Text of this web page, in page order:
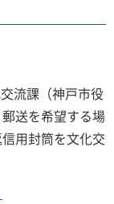
流課（神戸市役
送を希望する場
用封筒を文化交